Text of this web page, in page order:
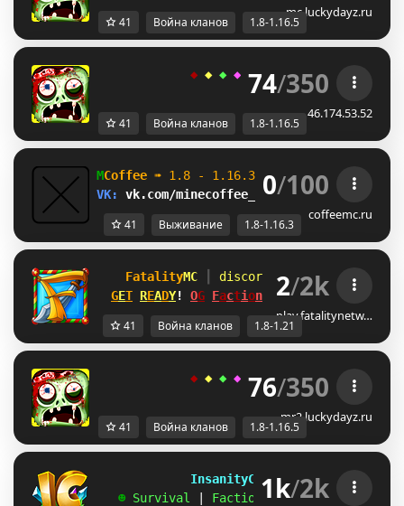
mc.luckydayz.ru
41 Война кланов 1.8-1.16.5
◆ ◆ ◆ ◆ ◆ ＬＵＣＫＹ- ＤＡＹＺ
74/350
46.174.53.52
41 Война кланов 1.8-1.16.5
MCoffee ➠ 1.8 -
VK: vk.com/minecoffee_server
0/100
coffeemc.ru
41 Выживание 1.8-1.16.3
FatalityMC discord.gg/fatalitymc
GET READY! OG Faction MAP #14 SATURDAY!
2/2k
play.fatalitynetw…
41 Война кланов 1.8-1.21
◆ ◆ ◆ ◆ ◆ ＬＵＣＫＹ- ＤＡＹＺ
76/350
mr2.luckydayz.ru
41 Война кланов 1.8-1.16.5
InsanityCraft || 1.8 - 26.1
☻ Survival Factions | Skyblock
1k/2k